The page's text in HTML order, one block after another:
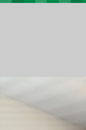
VIV. SOCIAL